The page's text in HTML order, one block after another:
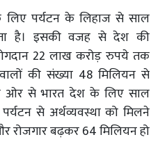
लिए पर्यटन के लिहाज से साल
है। इसकी वजह से देश की
22 लाख करोड़ रुपये तक
की संख्या 48 मिलियन से
ओर से भारत देश के लिए साल
से अर्थव्यवस्था को मिलने
रोजगार बढ़कर 64 मिलियन हो